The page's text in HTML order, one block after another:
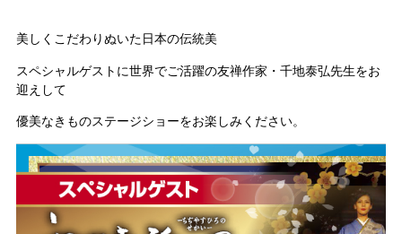
美しくこだわりぬいた日本の伝統美
スペシャルゲストに世界でご活躍の友禅作家・千地泰弘先生をお
迎えして
優美なきものステージショーをお楽しみください。